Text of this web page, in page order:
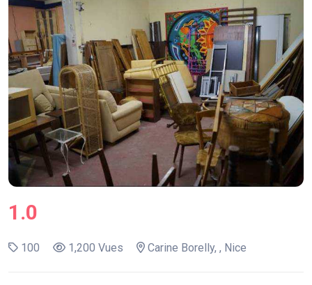
1.0
100 1,200 Vues Carine Borelly, , Nice